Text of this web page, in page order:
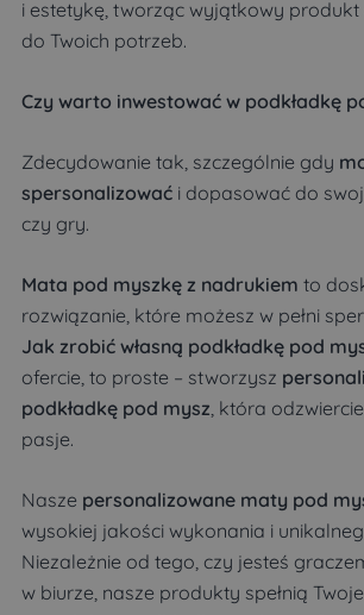
i estetykę, tworząc wyjątkowy
do Twoich potrzeb.
Czy warto inwestować w podkładkę
Zdecydowanie tak, szczególnie gdy
spersonalizować i dopasować do
czy gry.
Mata pod myszkę z nadrukiem to
rozwiązanie, które możesz w pełni
Jak zrobić własną podkładkę pod
ofercie, to proste – stworzysz
podkładkę pod mysz, która
pasje.
Nasze personalizowane maty pod
wysokiej jakości wykonania i
Niezależnie od tego, czy jesteś
w biurze, nasze produkty spełnią